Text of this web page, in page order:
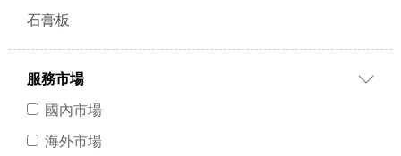
石膏板
服務市場
國內市場
海外市場